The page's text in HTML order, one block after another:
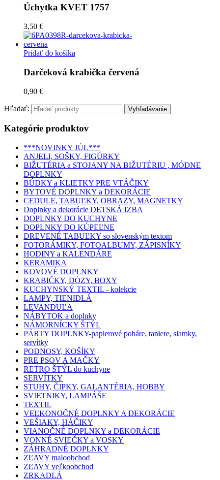
Úchytka KVET 1757
3,50 €
Pridať do košíka
Darčeková krabička červená
0,90 €
Hľadať:
Kategórie produktov
***NOVINKY JÚL***
ANJELI, SOŠKY, FIGÚRKY
BIŽUTÉRIA a STOJANY NA BIŽUTÉRIU , MÓDNE
DOPLNKY
BÚDKY a KLIETKY PRE VTÁČIKY
BYTOVÉ DOPLNKY a DEKORÁCIE
CEDULE, TABUĽKY, OBRAZY, MAGNETKY
Doplnky a dekorácie DETSKÁ IZBA
DOPLNKY DO KUCHYNE
DOPLNKY DO KÚPEĽNE
DREVENÉ TABUĽKY so slovenským textom
FOTORÁMIKY, FOTOALBUMY, ZÁPISNÍKY
HODINY a KALENDÁRE
KERAMIKA
KOVOVÉ DOPLNKY
KRABIČKY, DÓZY, BOXY
KUCHYNSKÝ TEXTIL - kolekcie
LAMPY, TIENIDLÁ
LEVANDUĽA
NÁBYTOK a doplnky
NÁMORNÍCKY ŠTÝL
PÁRTY DOPLNKY-papierové poháre, taniere, slamky,
servítky
PODNOSY, KOŠÍKY
PRE PSOV A MAČKY
RETRO ŠTÝL do kuchyne
SERVÍTKY
STUHY, ČIPKY, GALANTÉRIA, HOBBY
SVIETNIKY, LAMPÁŠE
TEXTIL
VEĽKONOČNÉ DOPLNKY A DEKORÁCIE
VEŠIAKY, HÁČIKY
VIANOČNÉ DOPLNKY a DEKORÁCIE
VONNÉ SVIEČKY a VOSKY
ZÁHRADNÉ DOPLNKY
ZĽAVY maloobchod
ZĽAVY veľkoobchod
ZRKADLÁ